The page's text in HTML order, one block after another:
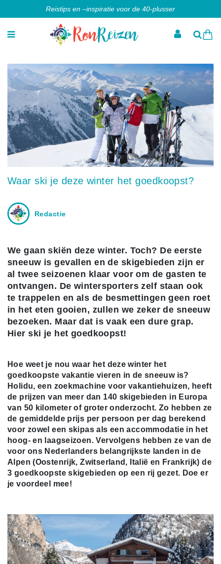
Reistips en –inspiratie voor de 40-plusser
Waar ski je deze winter het goedkoopst?
Redactie
We gaan skiën deze winter. Toch? De eerste
sneeuw is gevallen en de skigebieden zijn er
al twee seizoenen klaar voor om de gasten te
ontvangen. De wintersporters zelf staan ook
te trappelen en als de besmettingen geen roet
in het eten gooien, zullen we zeker de sneeuw
bezoeken. Maar dat is vaak een dure grap.
Hier ski je het goedkoopst!
Hoe weet je nou waar het deze winter het
goedkoopste vakantie vieren in de sneeuw is?
Holidu, een zoekmachine voor vakantiehuizen, heeft
de prijzen van meer dan 140 skigebieden in Europa
van 50 kilometer of groter onderzocht. Zo hebben ze
de gemiddelde prijs per persoon per dag berekend
voor zowel een skipas als een accommodatie in het
hoog- en laagseizoen. Vervolgens hebben ze van de
voor ons Nederlanders belangrijkste landen in de
Alpen (Oostenrijk, Zwitserland, Italië en Frankrijk) de
3 goedkoopste skigebieden op een rij gezet. Doe er
je voordeel mee!